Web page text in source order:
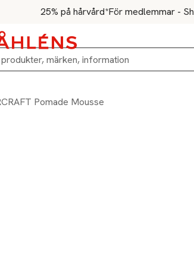
25% på hårvård*För medlemmar -
Pomade Mousse